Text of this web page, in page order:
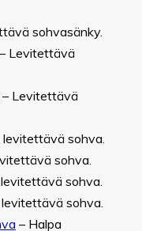
sohvasänky.
– Levitettävä
– Levitettävä
sohva.
sohva.
sohva.
levitettävä sohva.
– Halpa